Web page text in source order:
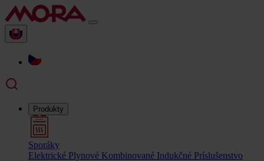
Produkty
Sporáky
Elektrické Plynové Kombinované Indukčné Príslušenstvo